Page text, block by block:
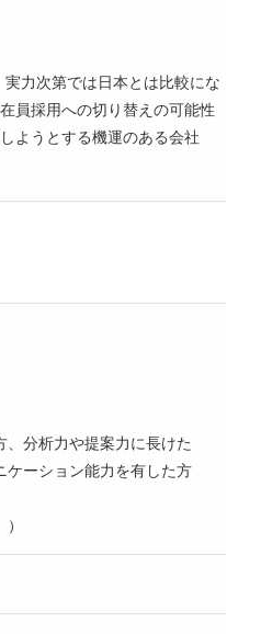
力次第では日本とは比較にな
員採用への切り替えの可能性
ようとする機運のある会社
分析力や提案力に長けた
ーション能力を有した方